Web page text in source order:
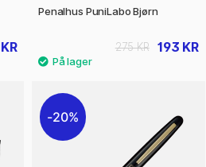
Penalhus PuniLabo Bjørn
193 KR
275 KR
20%